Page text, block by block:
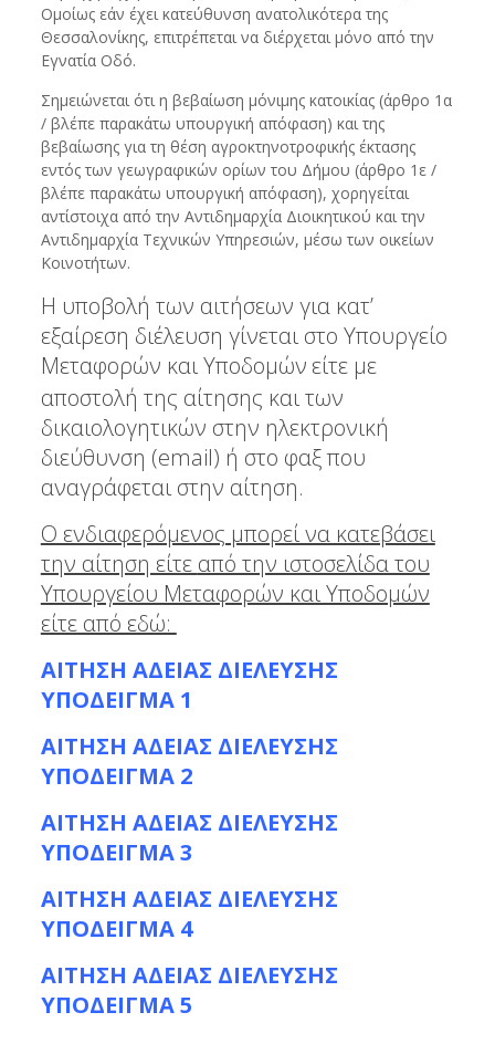
Ομοίως εάν έχει κατεύθυνση ανατολικότερα της
Θεσσαλονίκης, επιτρέπεται να διέρχεται μόνο από την
Εγνατία Οδό.
Σημειώνεται ότι η βεβαίωση μόνιμης κατοικίας (άρθρο 1α
/ βλέπε παρακάτω υπουργική απόφαση) και της
βεβαίωσης για τη θέση αγροκτηνοτροφικής έκτασης
εντός των γεωγραφικών ορίων του Δήμου (άρθρο 1ε /
βλέπε παρακάτω υπουργική απόφαση), χορηγείται
αντίστοιχα από την Αντιδημαρχία Διοικητικού και την
Αντιδημαρχία Τεχνικών Υπηρεσιών, μέσω των οικείων
Κοινοτήτων.
Η υποβολή των αιτήσεων για κατ’
εξαίρεση διέλευση γίνεται στο Υπουργείο
Μεταφορών και Υποδομών είτε με
αποστολή της αίτησης και των
δικαιολογητικών στην ηλεκτρονική
διεύθυνση (email) ή στο φαξ που
αναγράφεται στην αίτηση.
Ο ενδιαφερόμενος μπορεί να κατεβάσει
την αίτηση είτε από την ιστοσελίδα του
Υπουργείου Μεταφορών και Υποδομών
είτε από εδώ:
ΑΙΤΗΣΗ ΑΔΕΙΑΣ ΔΙΕΛΕΥΣΗΣ
ΥΠΟΔΕΙΓΜΑ 1
ΑΙΤΗΣΗ ΑΔΕΙΑΣ ΔΙΕΛΕΥΣΗΣ
ΥΠΟΔΕΙΓΜΑ 2
ΑΙΤΗΣΗ ΑΔΕΙΑΣ ΔΙΕΛΕΥΣΗΣ
ΥΠΟΔΕΙΓΜΑ 3
ΑΙΤΗΣΗ ΑΔΕΙΑΣ ΔΙΕΛΕΥΣΗΣ
ΥΠΟΔΕΙΓΜΑ 4
ΑΙΤΗΣΗ ΑΔΕΙΑΣ ΔΙΕΛΕΥΣΗΣ
ΥΠΟΔΕΙΓΜΑ 5